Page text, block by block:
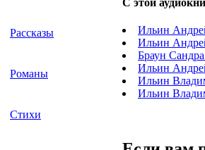
Рассказы
Романы
Стихи
С этой
Ильин
Ильин
Браун
Ильин
Ильин
Ильин